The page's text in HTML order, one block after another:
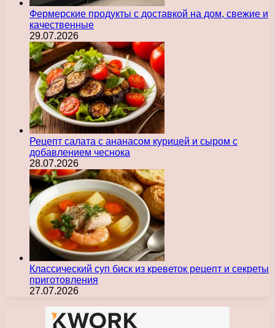
Фермерские продукты с доставкой на дом, свежие и
качественные
29.07.2026
Рецепт салата с ананасом курицей и сыром с
добавлением чеснока
28.07.2026
Классический суп биск из креветок рецепт и секреты
приготовления
27.07.2026